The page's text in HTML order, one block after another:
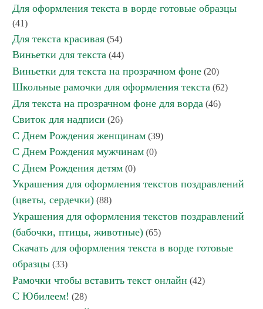
Для оформления текста в ворде готовые образцы
(41)
Для текста красивая (54)
Виньетки для текста (44)
Виньетки для текста на прозрачном фоне (20)
Школьные рамочки для оформления текста (62)
Для текста на прозрачном фоне для ворда (46)
Свиток для надписи (26)
С Днем Рождения женщинам (39)
С Днем Рождения мужчинам (0)
С Днем Рождения детям (0)
Украшения для оформления текстов поздравлений
(цветы, сердечки) (88)
Украшения для оформления текстов поздравлений
(бабочки, птицы, животные) (65)
Скачать для оформления текста в ворде готовые
образцы (33)
Рамочки чтобы вставить текст онлайн (42)
С Юбилеем! (28)